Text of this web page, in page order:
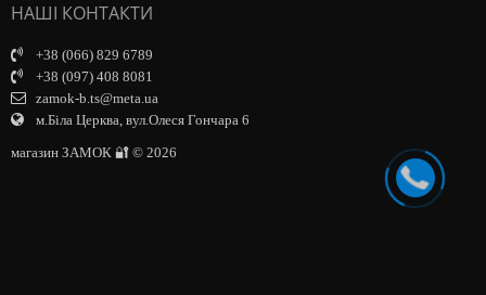
НАШІ КОНТАКТИ
+38 (066) 829 6789
+38 (097) 408 8081
zamok-b.ts@meta.ua
м.Біла Церква, вул.Олеся Гончара 6
магазин ЗАМОК 🔐 © 2026